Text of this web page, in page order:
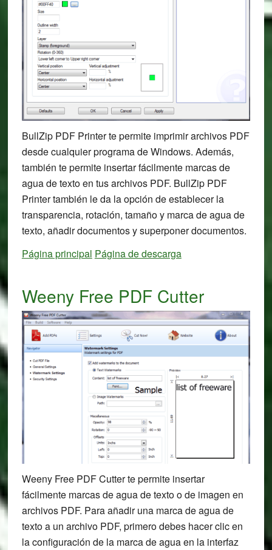
BullZip PDF Printer te permite imprimir archivos PDF
desde cualquier programa de Windows. Además,
también te permite insertar fácilmente marcas de
agua de texto en tus archivos PDF. BullZip PDF
Printer también le da la opción de establecer la
transparencia, rotación, tamaño y marca de agua de
texto, añadir documentos y superponer documentos.
Página principal Página de descarga
Weeny Free PDF Cutter
Weeny Free PDF Cutter te permite insertar
fácilmente marcas de agua de texto o de imagen en
archivos PDF. Para añadir una marca de agua de
texto a un archivo PDF, primero debes hacer clic en
la configuración de la marca de agua en la interfaz